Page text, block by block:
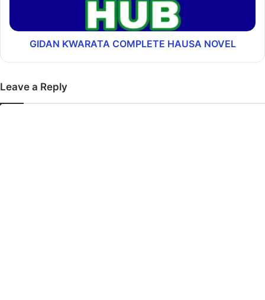
GIDAN ƘWARATA COMPLETE HAUSA NOVEL
Leave a Reply